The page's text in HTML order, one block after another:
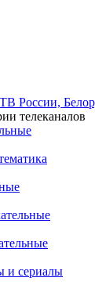
России,
телеканалов
и сериалы